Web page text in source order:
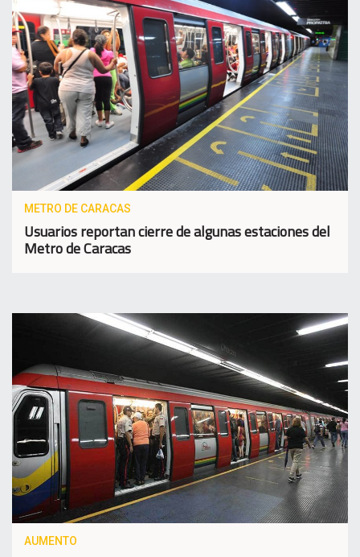
METRO DE CARACAS
Usuarios reportan cierre de algunas estaciones del
Metro de Caracas
AUMENTO